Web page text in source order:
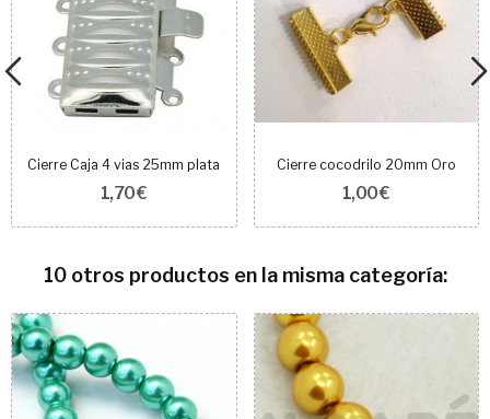
Cierre Caja 4 vias 25mm plata
1,70 €
Cierre cocodrilo 20mm Oro
1,00 €
10 otros productos en la misma categoría: